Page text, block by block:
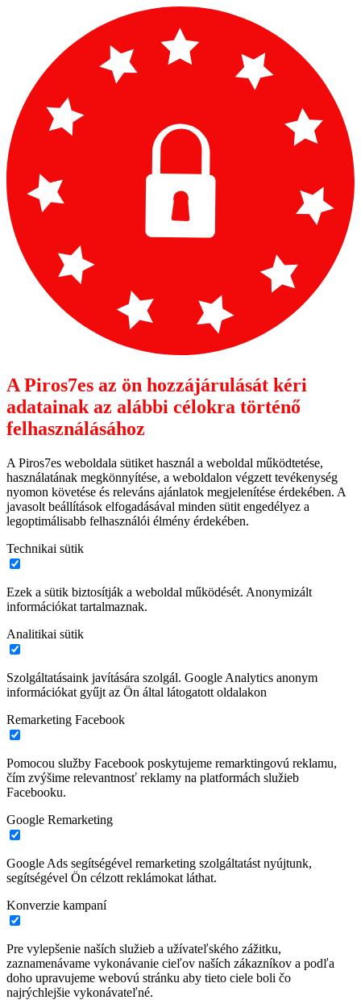
A Piros7es az ön hozzájárulását kéri
adatainak az alábbi célokra történő
felhasználásához
A Piros7es weboldala sütiket használ a weboldal működtetése,
használatának megkönnyítése, a weboldalon végzett tevékenység
nyomon követése és releváns ajánlatok megjelenítése érdekében. A
javasolt beállítások elfogadásával minden sütit engedélyez a
legoptimálisabb felhasználói élmény érdekében.
Technikai sütik
Ezek a sütik biztosítják a weboldal működését. Anonymizált
információkat tartalmaznak.
Analitikai sütik
Szolgáltatásaink javítására szolgál. Google Analytics anonym
információkat gyűjt az Ön által látogatott oldalakon
Remarketing Facebook
Pomocou služby Facebook poskytujeme remarktingovú reklamu,
čím zvýšime relevantnosť reklamy na platformách služieb
Facebooku.
Google Remarketing
Google Ads segítségével remarketing szolgáltatást nyújtunk,
segítségével Ön célzott reklámokat láthat.
Konverzie kampaní
Pre vylepšenie naších služieb a užívateľského zážitku,
zaznamenávame vykonávanie cieľov naších zákazníkov a podľa
doho upravujeme webovú stránku aby tieto ciele boli čo
najrýchlejšie vykonávateľné.